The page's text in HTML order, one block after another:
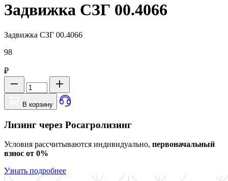
Задвижка СЗГ 00.4066
Задвижка СЗГ 00.4066
98
₽
В корзину
Лизинг через Росагролизинг
Условия рассчитываются индивидуально, первоначальный
взнос от 0%
Узнать подробнее